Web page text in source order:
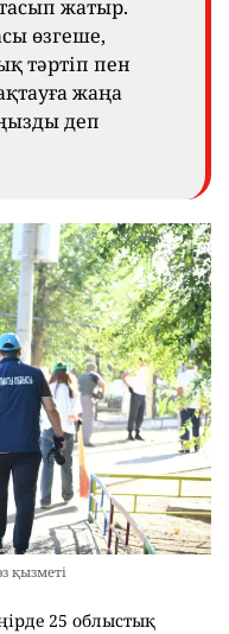
жатыр.
өзгеше,
тәртіп пен
жаңа
деп
қызметі
25 облыстық